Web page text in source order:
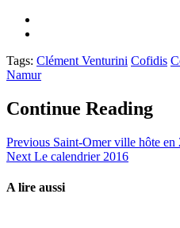
Tags: Clément Venturini Cofidis
Namur
Continue Reading
Previous Saint-Omer ville hôte en
Next Le calendrier 2016
A lire aussi